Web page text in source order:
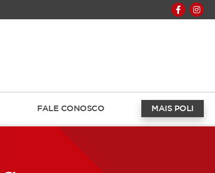
FALE CONOSCO MAIS POLI